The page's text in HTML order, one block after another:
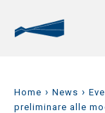
Home › News ›
preliminare alle